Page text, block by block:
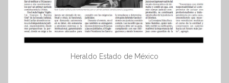
Heraldo Estado de México